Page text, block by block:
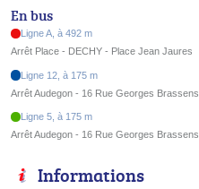
En bus
Ligne A, à 492 m
Arrêt Place - DECHY - Place Jean Jaures
Ligne 12, à 175 m
Arrêt Audegon - 16 Rue Georges Brassens
Ligne 5, à 175 m
Arrêt Audegon - 16 Rue Georges Brassens
Informations